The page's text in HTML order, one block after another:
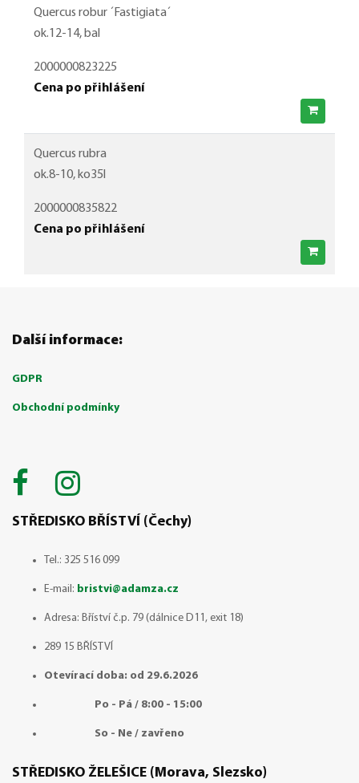
Quercus robur ´Fastigiata´
ok.12-14, bal
2000000823225
Cena po přihlášení
Quercus rubra
ok.8-10, ko35l
2000000835822
Cena po přihlášení
Další informace:
GDPR
Obchodní podmínky
STŘEDISKO BŘÍSTVÍ (Čechy)
Tel.: 325 516 099
E-mail: bristvi@adamza.cz
Adresa: Bříství č.p. 79 (dálnice D11, exit 18)
289 15 BŘÍSTVÍ
Otevírací doba: od 29.6.2026
Po - Pá / 8:00 - 15:00
So - Ne / zavřeno
STŘEDISKO ŽELEŠICE (Morava, Slezsko)